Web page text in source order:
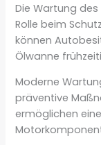
Die Wartung
Rolle beim
können
Ölwanne
Moderne
präventive
ermöglichen